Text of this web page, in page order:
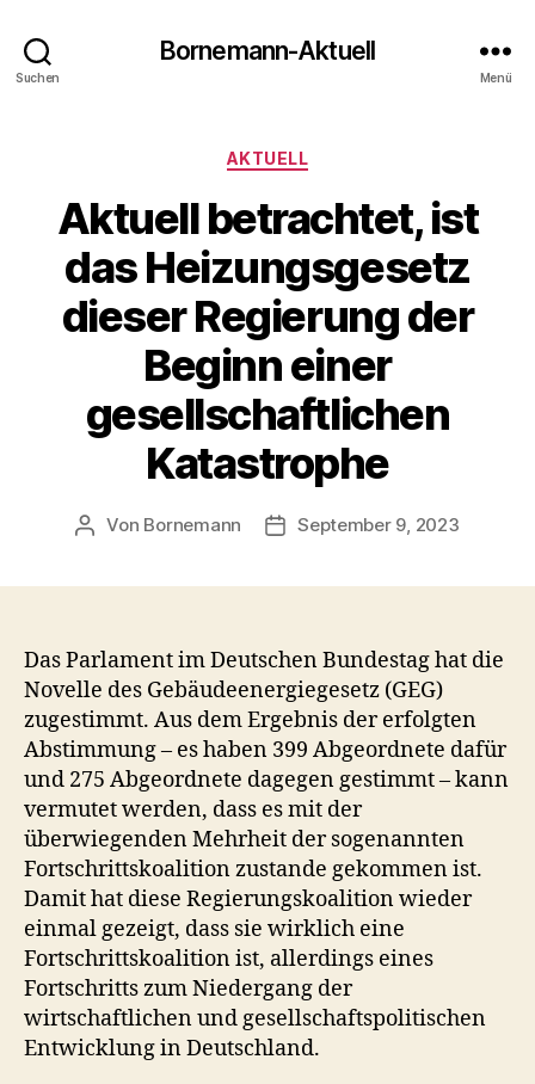
Suchen
Bornemann-Aktuell
Menü
Kategorien
AKTUELL
Aktuell betrachtet, ist
das Heizungsgesetz
dieser Regierung der
Beginn einer
gesellschaftlichen
Katastrophe
Beitragsautor
Von Bornemann Veröffentlichungsdatum
September 9, 2023
Das Parlament im Deutschen Bundestag hat die
Novelle des Gebäudeenergiegesetz (GEG)
zugestimmt. Aus dem Ergebnis der erfolgten
Abstimmung – es haben 399 Abgeordnete dafür
und 275 Abgeordnete dagegen gestimmt – kann
vermutet werden, dass es mit der
überwiegenden Mehrheit der sogenannten
Fortschrittskoalition zustande gekommen ist.
Damit hat diese Regierungskoalition wieder
einmal gezeigt, dass sie wirklich eine
Fortschrittskoalition ist, allerdings eines
Fortschritts zum Niedergang der
wirtschaftlichen und gesellschaftspolitischen
Entwicklung in Deutschland.